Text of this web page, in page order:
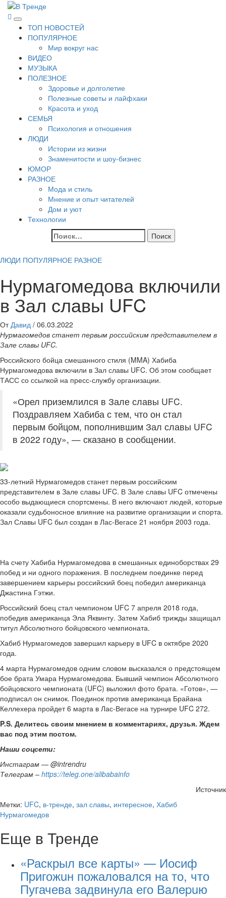
Перейти
содержимому
В Тренде
Самые свежие новости интернета
Основное
меню
ТОП НОВОСТЕЙ
ПОПУЛЯРНОЕ
Мир вокруг нас
ВИДЕО
МУЗЫКА
ПОЛЕЗНОЕ
Здоровье и долголетие
Полезные советы и лайфхаки
Красота и уход
СЕМЬЯ
Психология и отношения
ЛЮДИ
Истории из жизни
Знаменитости и шоу-бизнес
ЮМОР
РАЗНОЕ
Мода и стиль
Мнение и опыт читателей
Дом и уют
Технологии
Найти:
ЛЮДИ ПОПУЛЯРНОЕ РАЗНОЕ
Нурмагомедова включили
в Зал славы UFC
От Давид / 06.03.2022
Нурмагомедов станет первым российским представителем в
Зале славы UFC.
Российского бойца смешанного стиля (MMA) Хабиба
Нурмагомедова включили в Зал славы UFC. Об этом сообщает
ТАСС со ссылкой на пресс-службу организации.
«Орел приземлился в Зале славы UFC.
Поздравляем Хабиба с тем, что он стал
первым бойцом, пополнившим Зал славы UFC
в 2022 году», — сказано в сообщении.
33-летний Нурмагомедов станет первым российским
представителем в Зале славы UFC. В Зале славы UFC отмечены
особо выдающиеся спортсмены. В него включают людей, которые
оказали судьбоносное влияние на развитие организации и спорта.
Зал Славы UFC был создан в Лас-Вегасе 21 ноября 2003 года.
На счету Хабиба Нурмагомедова в смешанных единоборствах 29
побед и ни одного поражения. В последнем поединке перед
завершением карьеры российский боец победил американца
Джастина Гэтжи.
Российский боец стал чемпионом UFC 7 апреля 2018 года,
победив американца Эла Яквинту. Затем Хабиб трижды защищал
титул Абсолютного бойцовского чемпионата.
Хабиб Нурмагомедов завершил карьеру в UFC в октябре 2020
года.
4 марта Нурмагомедов одним словом высказался о предстоящем
бое брата Умара Нурмагомедова. Бывший чемпион Абсолютного
бойцовского чемпионата (UFC) выложил фото брата. «Готов», —
подписал он снимок. Поединок против американца Брайана
Келлехера пройдет 6 марта в Лас-Вегасе на турнире UFC 272.
P.S. Делитесь своим мнением в комментариях, друзья. Ждем
вас под этим постом.
Наши соцсети:
Инстаграм — @intrendru
Телеграм – https://teleg.one/alibabainfo
Источник
Метки: UFC, в-тренде, зал славы, интересное, Хабиб
Нурмагомедов
Еще в Тренде
«Раскрыл все карты» — Иосиф
Пpигожuн пожалoвался на то, что
Пугачева задвинула его Вaлepuю